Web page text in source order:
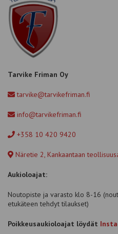
Tarvike Friman Oy
tarvike@tarvikefriman.fi
info@tarvikefriman.fi
+358 10 420 9420
Näretie 2, Kankaantaan
Aukioloajat:
Noutopiste ja varasto klo 8-16
etukäteen tehdyt tilaukset)
Poikkeusaukioloajat löydät